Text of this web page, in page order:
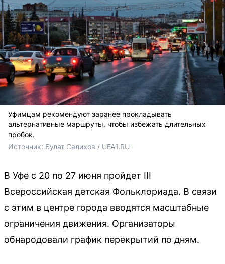
Уфимцам рекомендуют заранее прокладывать
альтернативные маршруты, чтобы избежать длительных
пробок.
Источник: Булат Салихов / UFA1.RU
В Уфе с 20 по 27 июня пройдет III
Всероссийская детская Фольклориада. В связи
с этим в центре города вводятся масштабные
ограничения движения. Организаторы
обнародовали график перекрытий по дням.